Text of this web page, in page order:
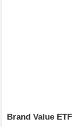
Brand Value ETF